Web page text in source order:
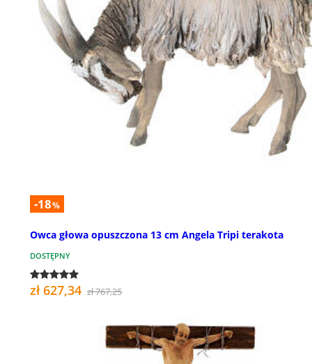
-18%
Owca głowa opuszczona 13 cm Angela Tripi terakota
DOSTĘPNY
zł 627,34 zł 767,25